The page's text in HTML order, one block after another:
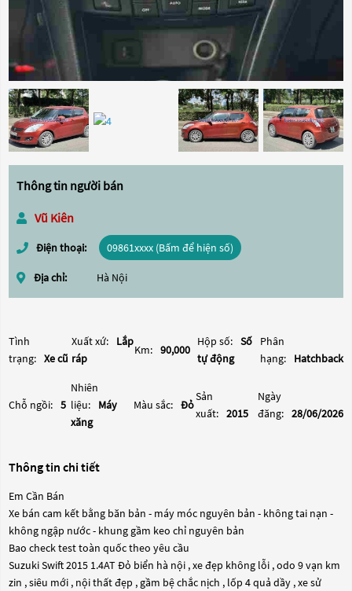
Thông tin người bán
Vũ Kiên
Điện thoại: 09861xxxx (Bấm để hiện số)
Địa chỉ: Hà Nội
Tình
trạng: Xe cũ
Xuất xứ:
Lắp
ráp
Km: 90,000
Hộp số: Số
tự động
Phân
hạng:
Hatchback
Chỗ ngồi: 5
Nhiên
liệu:
Máy
xăng
Màu sắc: Đỏ
Sản
xuất: 2015
Ngày
đăng: 28/06/2026
Thông tin chi tiết
Em Cần Bán
Xe bán cam kết bằng băn bản - máy móc nguyên bản - không tai nạn -
không ngập nước - khung gầm keo chỉ nguyên bản
Bao check test toàn quốc theo yêu cầu
Suzuki Swift 2015 1.4AT Đỏ biển hà nội , xe đẹp không lỗi , odo 9 vạn km
zin , siêu mới , nội thất đẹp , gầm bệ chắc nịch , lốp 4 quả dầy , xe sử